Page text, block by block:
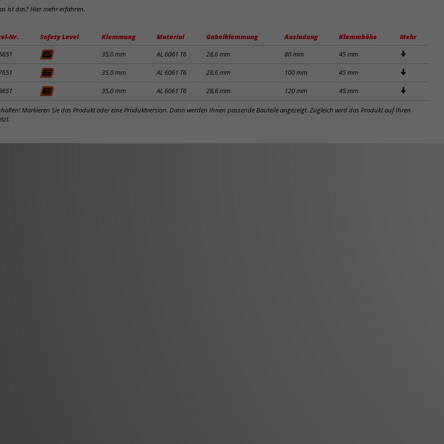
ist das? Hier mehr erfahren.
Nr. Safety Level Klemmung Material Gabelklemmung Ausladung Klemmhöhe
Mehr
35,0 mm AL 6061 T6 28,6 mm 80 mm 45 mm
35,0 mm AL 6061 T6 28,6 mm 100 mm 45 mm
35,0 mm AL 6061 T6 28,6 mm 120 mm 45 mm
Markieren Sie das Produkt oder eine Produktversion. Dann werden Ihnen passende Bauteile angezeigt. Zugleich wird das Produkt auf Ihren